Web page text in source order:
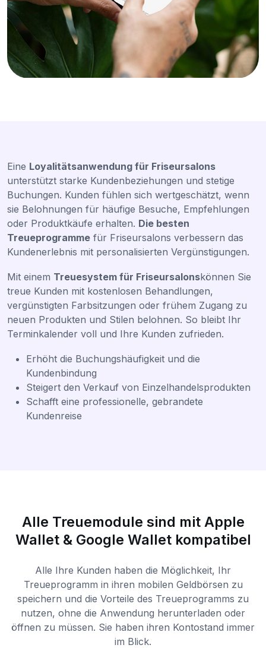
Eine Loyalitätsanwendung für Friseursalons
unterstützt starke Kundenbeziehungen und stetige
Buchungen. Kunden fühlen sich wertgeschätzt, wenn
sie Belohnungen für häufige Besuche, Empfehlungen
oder Produktkäufe erhalten. Die besten
Treueprogramme für Friseursalons verbessern das
Kundenerlebnis mit personalisierten Vergünstigungen.
Mit einem Treuesystem für Friseursalonskönnen Sie
treue Kunden mit kostenlosen Behandlungen,
vergünstigten Farbsitzungen oder frühem Zugang zu
neuen Produkten und Stilen belohnen. So bleibt Ihr
Terminkalender voll und Ihre Kunden zufrieden.
Erhöht die Buchungshäufigkeit und die
Kundenbindung
Steigert den Verkauf von Einzelhandelsprodukten
Schafft eine professionelle, gebrandete
Kundenreise
Alle Treuemodule sind mit Apple
Wallet & Google Wallet kompatibel
Alle Ihre Kunden haben die Möglichkeit, Ihr
Treueprogramm in ihren mobilen Geldbörsen zu
speichern und die Vorteile des Treueprogramms zu
nutzen, ohne die Anwendung herunterladen oder
öffnen zu müssen. Sie haben ihren Kontostand immer
im Blick.